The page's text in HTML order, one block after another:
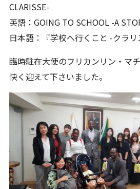
CLARISSE-
英語： GOING TO SCHOOL -A
日本語：『学校へ行くこと -クラ
臨時駐在大使のフリカンリン・マ
快く迎えて下さいました。